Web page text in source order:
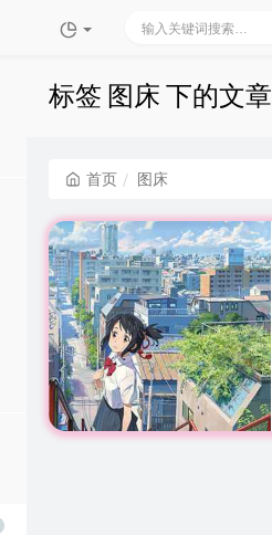
标签 图床 下的文章
首页 图床